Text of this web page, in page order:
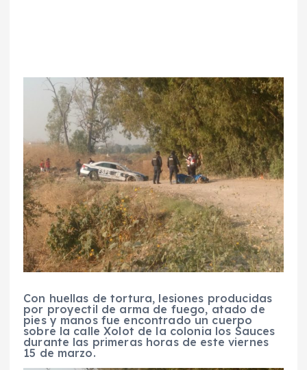
Con huellas de tortura, lesiones producidas
por proyectil de arma de fuego, atado de
pies y manos fue encontrado un cuerpo
sobre la calle Xolot de la colonia los Sauces
durante las primeras horas de este viernes
15 de marzo.